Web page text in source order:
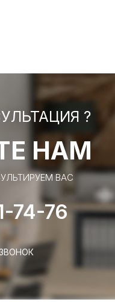
?
НАМ
ВАС
74-76